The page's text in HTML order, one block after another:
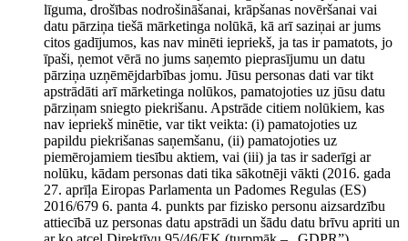
līguma, drošības nodrošināšanai, krāpšanas novēršanai vai
datu pārziņa tiešā mārketinga nolūkā, kā arī saziņai ar jums
citos gadījumos, kas nav minēti iepriekš, ja tas ir pamatots, jo
īpaši, ņemot vērā no jums saņemto pieprasījumu un datu
pārziņa uzņēmējdarbības jomu. Jūsu personas dati var tikt
apstrādāti arī mārketinga nolūkos, pamatojoties uz jūsu datu
pārziņam sniegto piekrišanu. Apstrāde citiem nolūkiem, kas
nav iepriekš minētie, var tikt veikta: (i) pamatojoties uz
papildu piekrišanas saņemšanu, (ii) pamatojoties uz
piemērojamiem tiesību aktiem, vai (iii) ja tas ir saderīgi ar
nolūku, kādam personas dati tika sākotnēji vākti (2016. gada
27. aprīļa Eiropas Parlamenta un Padomes Regulas (ES)
2016/679 6. panta 4. punkts par fizisko personu aizsardzību
attiecībā uz personas datu apstrādi un šādu datu brīvu apriti un